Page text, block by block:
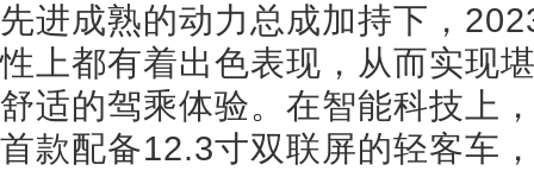
先进成熟的动力总成加持下，
性上都有着出色表现，从而实现
舒适的驾乘体验。在智能科技上
首款配备12.3寸双联屏的轻客车